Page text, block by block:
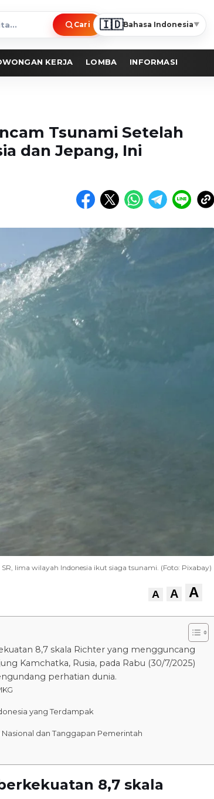
Cari 🇮🇩Bahasa Indonesia▼
KERJA LOMBA INFORMASI
Tsunami Setelah
dan Jepang, Ini
lima wilayah Indonesia ikut siaga tsunami. (Foto: Pixabay)
A A A
8,7 skala Richter yang mengguncang
Kamchatka, Rusia, pada Rabu (30/7/2025)
perhatian dunia.
yang Terdampak
Nasional dan Tanggapan Pemerintah
8,7 skala